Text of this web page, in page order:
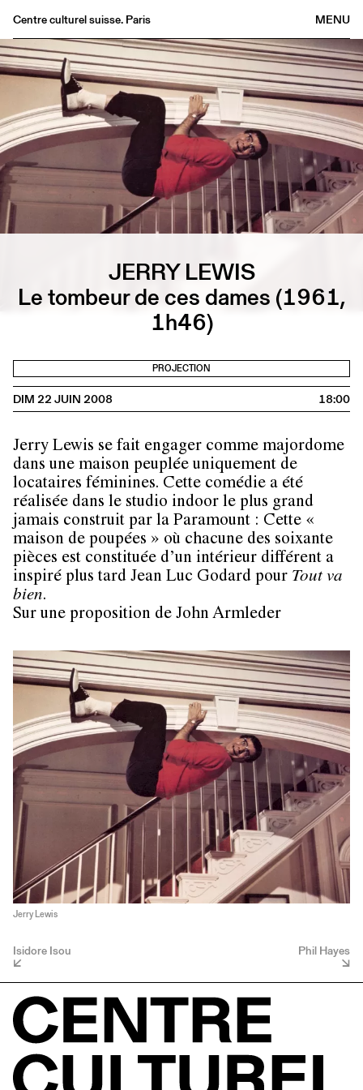
MENU
Centre culturel suisse. Paris
Agenda
Librairie
Buvette
Archives
Médiathèque
Éditions
Informations
FR/EN
JERRY LEWIS
Le tombeur de ces dames (1961,
1h46)
PROJECTION
DIM 22 JUIN 2008 18:00
Jerry Lewis se fait engager comme majordome
dans une maison peuplée uniquement de
locataires féminines. Cette comédie a été
réalisée dans le studio indoor le plus grand
jamais construit par la Paramount : Cette «
maison de poupées » où chacune des soixante
pièces est constituée d’un intérieur différent a
inspiré plus tard Jean Luc Godard pour Tout va
bien.
Sur une proposition de John Armleder
Jerry Lewis
Isidore Isou Phil Hayes